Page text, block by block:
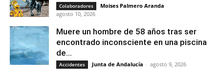
Colaboradores Moises Palmero Aranda -
agosto 10, 2026
Muere un hombre de 58 años tras ser
encontrado inconsciente en una piscina
de...
Accidentes Junta de Andalucía - agosto 9, 2026